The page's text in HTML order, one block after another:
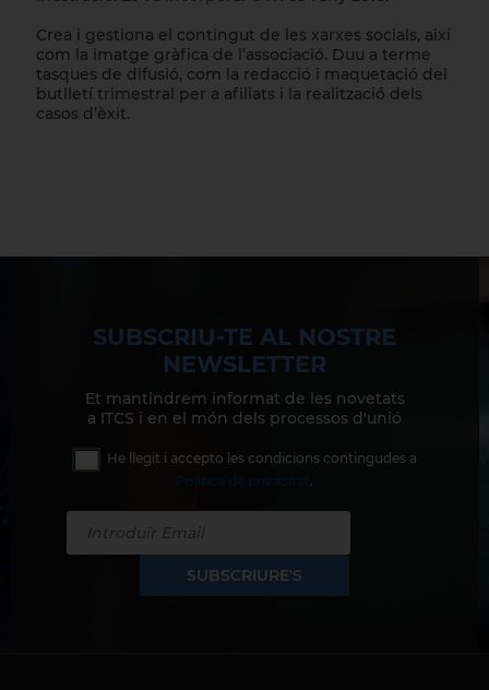
Crea i gestiona el contingut de les xarxes socials, així
com la imatge gràfica de l’associació. Duu a terme
tasques de difusió, com la redacció i maquetació del
butlletí trimestral per a afiliats i la realització dels
casos d’èxit.
SUBSCRIU-TE AL NOSTRE
NEWSLETTER
Et mantindrem informat de les novetats
a ITCS i en el món dels processos d'unió
He llegit i accepto les condicions contingudes a
Política de privacitat.
SUBSCRIURE'S